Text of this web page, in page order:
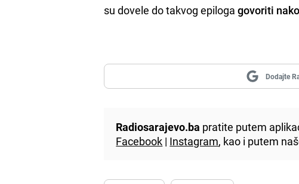
su dovele do takvog epilogagovoriti
Dodajte
Radiosarajevo.ba pratite putem
Facebook | Instagram, kao i putem